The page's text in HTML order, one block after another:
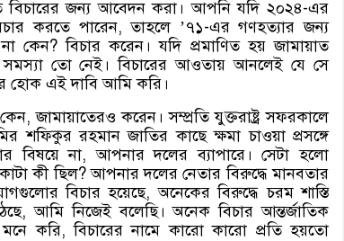
বিচারের জন্য আবেদন করা। আপনি যদি ২০২৪-এর
করতে পারেন, তাহলে ’৭১-এর গণহত্যার জন্য
কেন? বিচার করেন। যদি প্রমাণিত হয় জামায়াত
সমস্যা তো নেই। বিচারের আওতায় আনলেই যে সে
হোক এই দাবি আমি করি।
জামায়াতেরও করেন। সম্প্রতি যুক্তরাষ্ট্র সফরকালে
শফিকুর রহমান জাতির কাছে ক্ষমা চাওয়া প্রসঙ্গে
বিষয়ে না, আপনার দলের ব্যাপারে। সেটা হলো
কী ছিল? আপনার দলের নেতার বিরুদ্ধে মানবতার
বিচার হয়েছে, অনেকের বিরুদ্ধে চরম শাস্তি
আমি নিজেই বলেছি। অনেক বিচার আন্তর্জাতিক
করি, বিচারের নামে কারো কারো প্রতি হয়তো